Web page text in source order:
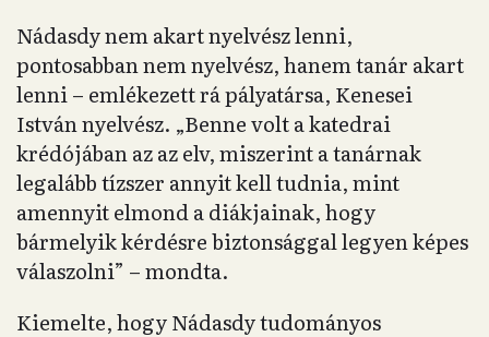
Nádasdy nem akart nyelvész lenni,
pontosabban nem nyelvész, hanem tanár akart
lenni – emlékezett rá pályatársa, Kenesei
István nyelvész. „Benne volt a katedrai
krédójában az az elv, miszerint a tanárnak
legalább tízszer annyit kell tudnia, mint
amennyit elmond a diákjainak, hogy
bármelyik kérdésre biztonsággal legyen képes
válaszolni” – mondta.
Kiemelte, hogy Nádasdy tudományos